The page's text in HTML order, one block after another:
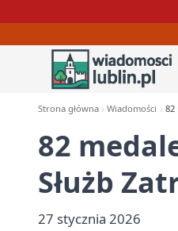
Strona główna Wiadomości 82
82
Służb
27 stycznia 2026